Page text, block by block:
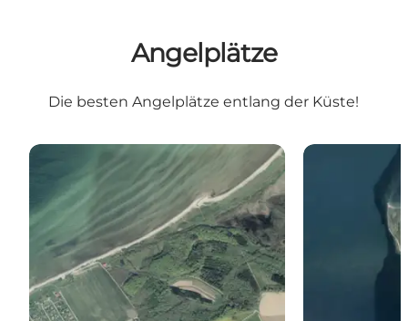
Angelplätze
Die besten Angelplätze entlang der Küste!
Skåstrup Strand - Havørred Fyn Hotspot nr. 115
Æbelø -